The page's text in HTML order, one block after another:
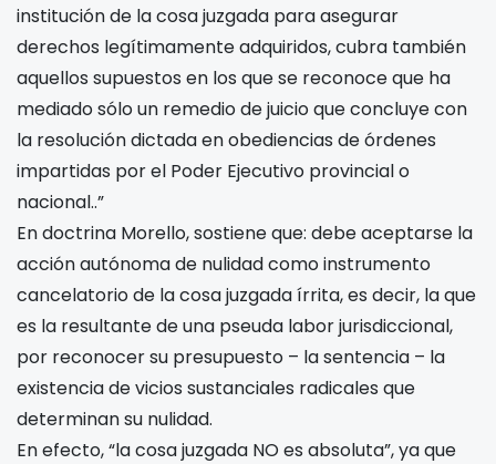
institución de la cosa juzgada para asegurar
derechos legítimamente adquiridos, cubra también
aquellos supuestos en los que se reconoce que ha
mediado sólo un remedio de juicio que concluye con
la resolución dictada en obediencias de órdenes
impartidas por el Poder Ejecutivo provincial o
nacional..”
En doctrina Morello, sostiene que: debe aceptarse la
acción autónoma de nulidad como instrumento
cancelatorio de la cosa juzgada írrita, es decir, la que
es la resultante de una pseuda labor jurisdiccional,
por reconocer su presupuesto – la sentencia – la
existencia de vicios sustanciales radicales que
determinan su nulidad.
En efecto, “la cosa juzgada NO es absoluta”, ya que